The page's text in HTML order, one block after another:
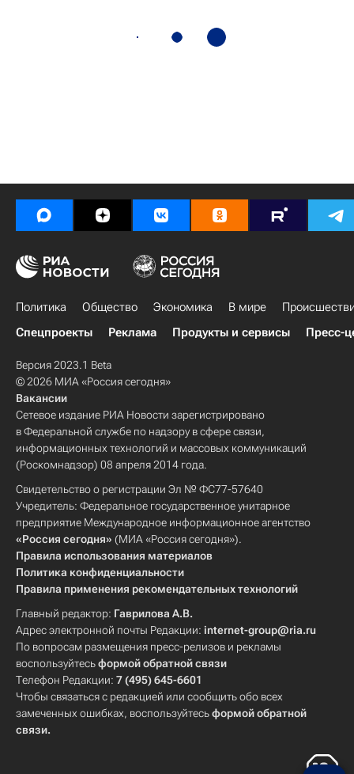
Политика Общество Экономика В мире
Спецпроекты
Реклама Продукты и сервисы Пресс-
Версия 2023.1 Beta
© 2026 МИА «Россия сегодня»
Вакансии
Сетевое издание РИА Новости зарегистрировано
в Федеральной службе по надзору в сфере связи,
информационных технологий и массовых коммуникаций
(Роскомнадзор) 08 апреля 2014 года.
Свидетельство о регистрации Эл № ФС77-57640
Учредитель: Федеральное государственное унитарное
предприятие Международное информационное агентство
«Россия сегодня» (МИА «Россия сегодня»).
Правила использования материалов
Политика конфиденциальности
Правила применения рекомендательных технологий
Главный редактор: Гаврилова А.В.
Адрес электронной почты Редакции: internet-group@ria.ru
По вопросам размещения пресс-релизов и рекламы
воспользуйтесьформой обратной связи
Телефон Редакции: 7 (495) 645-6601
Чтобы связаться с редакцией или сообщить обо всех
замеченных ошибках, воспользуйтесьформой обратной
связи.